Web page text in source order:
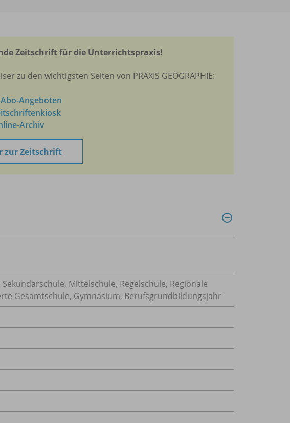
Zeitschrift für die Unterrichtspraxis!
zu den wichtigsten Seiten von PRAXIS GEOGRAPHIE:
Angeboten
Archiv
zur Zeitschrift
Mittelschule, Regelschule, Regionale
Gesamtschule, Gymnasium, Berufsgrundbildungsjahr